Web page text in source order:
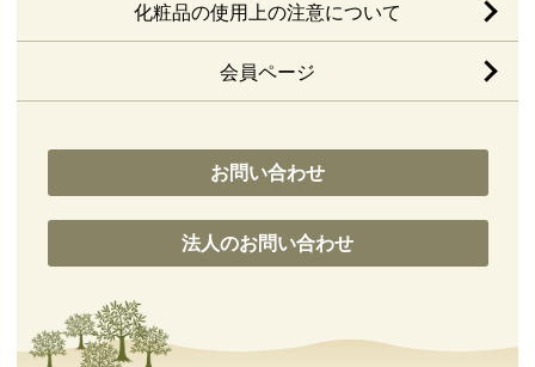
化粧品の使用上の注意について
会員ページ
お問い合わせ
法人のお問い合わせ